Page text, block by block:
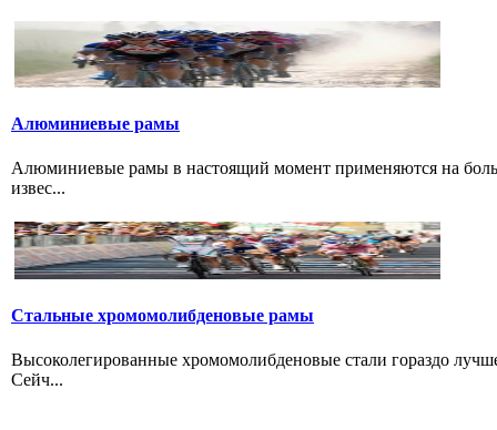
Алюминиевые рамы
Алюминиевые рамы в настоящий момент применяются на
извес...
Стальные хромомолибденовые рамы
Высоколегированные хромомолибденовые стали гораздо
Сейч...